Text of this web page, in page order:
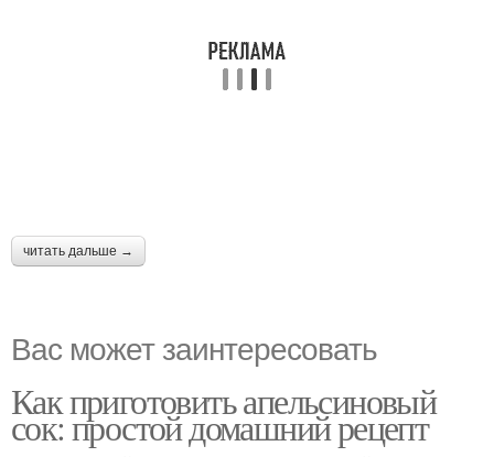
читать дальше →
Вас может заинтересовать
Как приготовить апельсиновый
сок: простой домашний рецепт